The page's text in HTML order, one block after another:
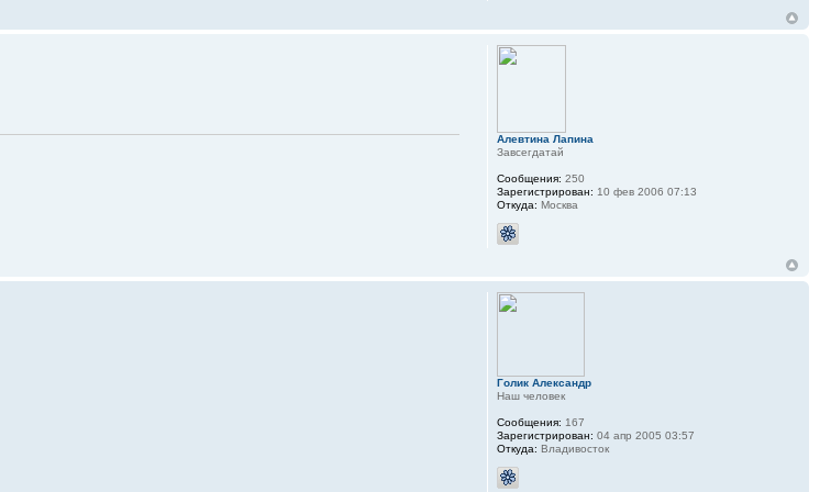
Алевтина Лапина
Завсегдатай
Сообщения: 250
Зарегистрирован: 10 фев 2006 07:13
Откуда: Москва
Голик Александр
Наш человек
Сообщения: 167
Зарегистрирован: 04 апр 2005 03:57
Откуда: Владивосток